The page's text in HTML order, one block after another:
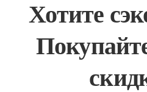
Хотите